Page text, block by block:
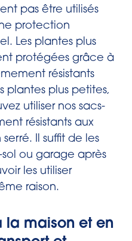
pas être utilisés
protection
Les plantes plus
protégées grâce à
résistants
plantes plus petites,
utiliser nos sacs-
résistants aux
Il suffit de les
sol ou garage après
les utiliser
raison.
la maison et en